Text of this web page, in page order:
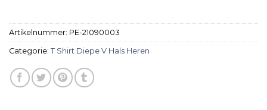
Artikelnummer: PE-21090003
Categorie: T Shirt Diepe V Hals Heren